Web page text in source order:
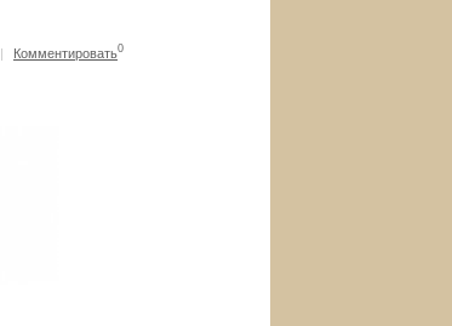
| Комментировать0